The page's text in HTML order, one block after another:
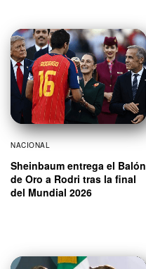
NACIONAL
Sheinbaum entrega el Balón
de Oro a Rodri tras la final
del Mundial 2026